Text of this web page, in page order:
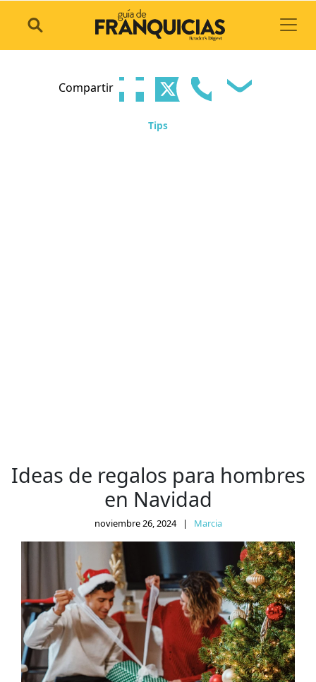
Compartir
Tips
Ideas de regalos para hombres
en Navidad
noviembre 26, 2024 | Marcia